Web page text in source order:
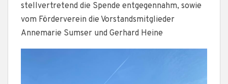
stellvertretend die Spende entgegennahm, sowie
vom Förderverein die Vorstandsmitglieder
Annemarie Sumser und Gerhard Heine